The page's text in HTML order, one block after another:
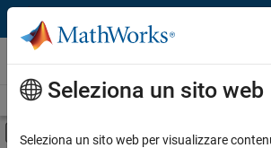
Vai al contenuto
Hardware Support
Overview Search Hardware Support
Attiva/disattiva menu di
Seleziona un sito web
Seleziona un sito web per visualizzare